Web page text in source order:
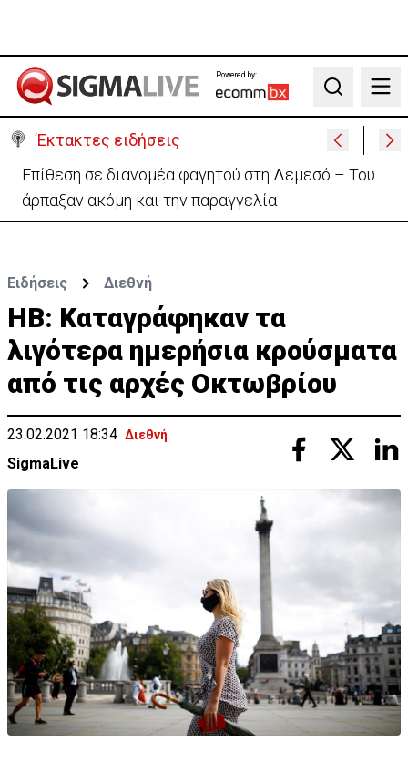
Powered by:
Search
Έκτακτες ειδήσεις
Ο στρατηγός του Τραμπ «αναζητά διέξοδο» από τον
πόλεμο με το Ιράν
Ειδήσεις Διεθνή
ΗΒ: Καταγράφηκαν τα
λιγότερα ημερήσια κρούσματα
από τις αρχές Οκτωβρίου
23.02.2021 18:34 Διεθνή
SigmaLive